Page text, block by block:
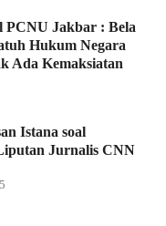
PCNU Jakbar : Bela
Hukum Negara
Ada Kemaksiatan
Istana soal
Jurnalis CNN